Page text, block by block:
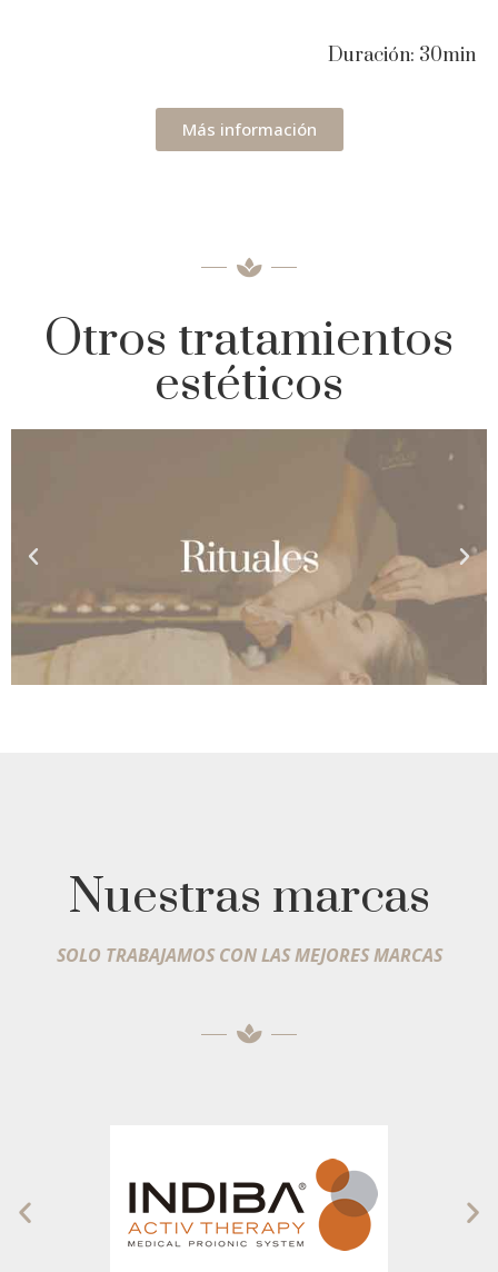
Duración: 30min
Más información
Otros tratamientos
estéticos
Nuestras marcas
SOLO TRABAJAMOS CON LAS MEJORES MARCAS